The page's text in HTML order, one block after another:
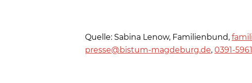
Quelle: Sabina Lenow, Familienbund,
presse@bistum-magdeburg.de, 0391-